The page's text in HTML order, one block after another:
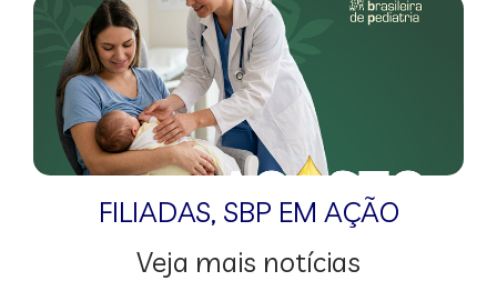
FILIADAS, SBP EM AÇÃO
Veja mais notícias